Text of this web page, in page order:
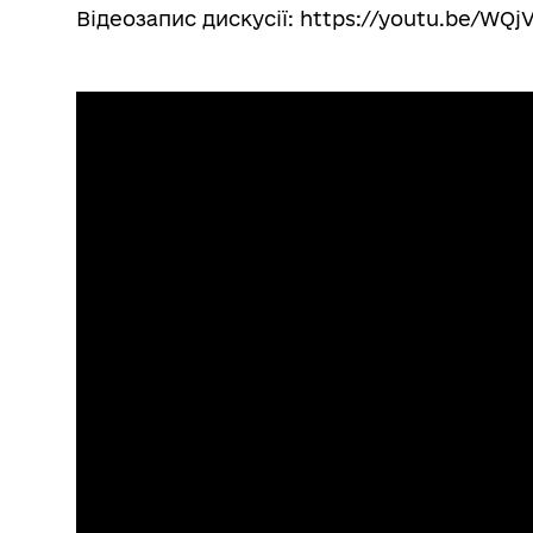
Відеозапис дискусії: https://youtu.be/